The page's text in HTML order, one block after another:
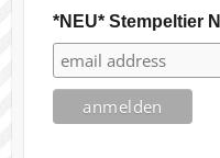
*NEU* Stempeltier